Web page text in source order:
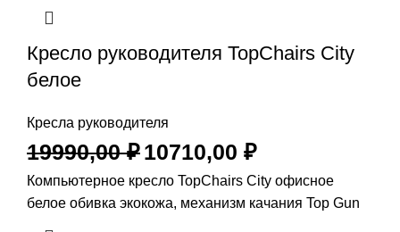
Кресло руководителя TopChairs City
белое
Кресла руководителя
19990,00₽10710,00 ₽
Компьютерное кресло TopChairs City офисное
белое обивка экокожа, механизм качания Top Gun